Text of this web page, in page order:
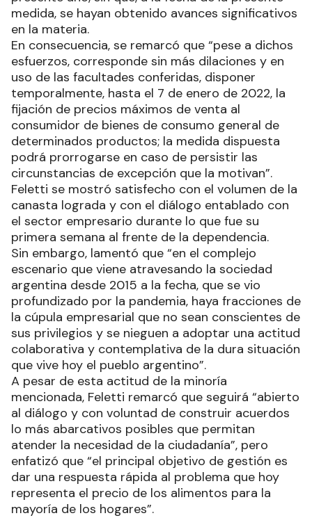
medida, se hayan obtenido avances significativos
en la materia.
En consecuencia, se remarcó que “pese a dichos
esfuerzos, corresponde sin más dilaciones y en
uso de las facultades conferidas, disponer
temporalmente, hasta el 7 de enero de 2022, la
fijación de precios máximos de venta al
consumidor de bienes de consumo general de
determinados productos; la medida dispuesta
podrá prorrogarse en caso de persistir las
circunstancias de excepción que la motivan”.
Feletti se mostró satisfecho con el volumen de la
canasta lograda y con el diálogo entablado con
el sector empresario durante lo que fue su
primera semana al frente de la dependencia.
Sin embargo, lamentó que “en el complejo
escenario que viene atravesando la sociedad
argentina desde 2015 a la fecha, que se vio
profundizado por la pandemia, haya fracciones de
la cúpula empresarial que no sean conscientes de
sus privilegios y se nieguen a adoptar una actitud
colaborativa y contemplativa de la dura situación
que vive hoy el pueblo argentino”.
A pesar de esta actitud de la minoría
mencionada, Feletti remarcó que seguirá “abierto
al diálogo y con voluntad de construir acuerdos
lo más abarcativos posibles que permitan
atender la necesidad de la ciudadanía”, pero
enfatizó que “el principal objetivo de gestión es
dar una respuesta rápida al problema que hoy
representa el precio de los alimentos para la
mayoría de los hogares”.